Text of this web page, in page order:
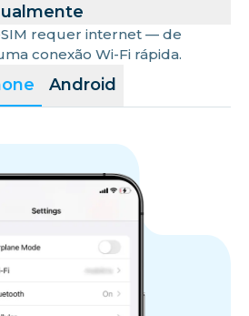
Android
requer internet — de
conexão Wi-Fi rápida.